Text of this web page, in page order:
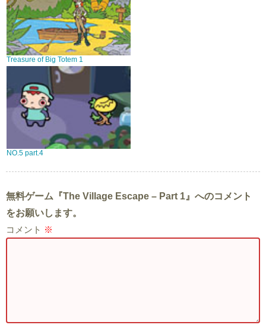
Treasure of Big Totem 1
NO.5 part.4
無料ゲーム『The Village Escape – Part 1』へのコメント
をお願いします。
コメント ※